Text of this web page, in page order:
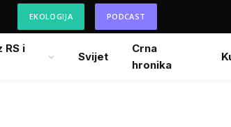
EKOLOGIJA PODCAST
RS i
Svijet
Crna
hronika